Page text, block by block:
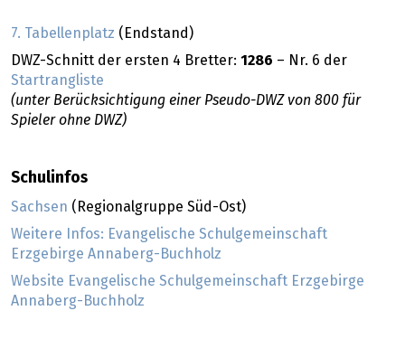
7. Tabellenplatz (Endstand)
DWZ-Schnitt der ersten 4 Bretter: 1286 – Nr. 6 der
Startrangliste
(unter Berücksichtigung einer Pseudo-DWZ von 800 für
Spieler ohne DWZ)
Schulinfos
Sachsen (Regionalgruppe Süd-Ost)
Weitere Infos: Evangelische Schulgemeinschaft
Erzgebirge Annaberg-Buchholz
Website Evangelische Schulgemeinschaft Erzgebirge
Annaberg-Buchholz